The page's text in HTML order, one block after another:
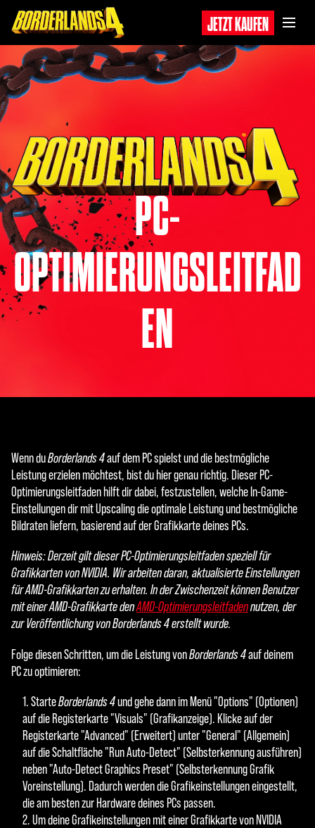
JETZT KAUFEN
PC-
OPTIMIERUNGSLEITFAD
EN
Wenn duBorderlands 4auf dem PC spielst und die bestmögliche
Leistung erzielen möchtest, bist du hier genau richtig. Dieser PC-
Optimierungsleitfaden hilft dir dabei, festzustellen, welche In-Game-
Einstellungen dir mit Upscaling die optimale Leistung und bestmögliche
Bildraten liefern, basierend auf der Grafikkarte deines PCs.
Hinweis: Derzeit gilt dieser PC-Optimierungsleitfaden speziell für
Grafikkarten von NVIDIA. Wir arbeiten daran, aktualisierte Einstellungen
für AMD-Grafikkarten zu erhalten. In der Zwischenzeit können Benutzer
mit einer AMD-Grafikkarte denAMD-Optimierungsleitfadennutzen, der
zur Veröffentlichung von Borderlands 4 erstellt wurde.
Folge diesen Schritten, um die Leistung vonBorderlands 4auf deinem
PC zu optimieren:
StarteBorderlands 4und gehe dann im Menü "Options" (Optionen)
auf die Registerkarte "Visuals" (Grafikanzeige). Klicke auf der
Registerkarte "Advanced" (Erweitert) unter "General" (Allgemein)
auf die Schaltfläche "Run Auto-Detect" (Selbsterkennung ausführen)
neben "Auto-Detect Graphics Preset" (Selbsterkennung Grafik
Voreinstellung). Dadurch werden die Grafikeinstellungen eingestellt,
die am besten zur Hardware deines PCs passen.
Um deine Grafikeinstellungen mit einer Grafikkarte von NVIDIA